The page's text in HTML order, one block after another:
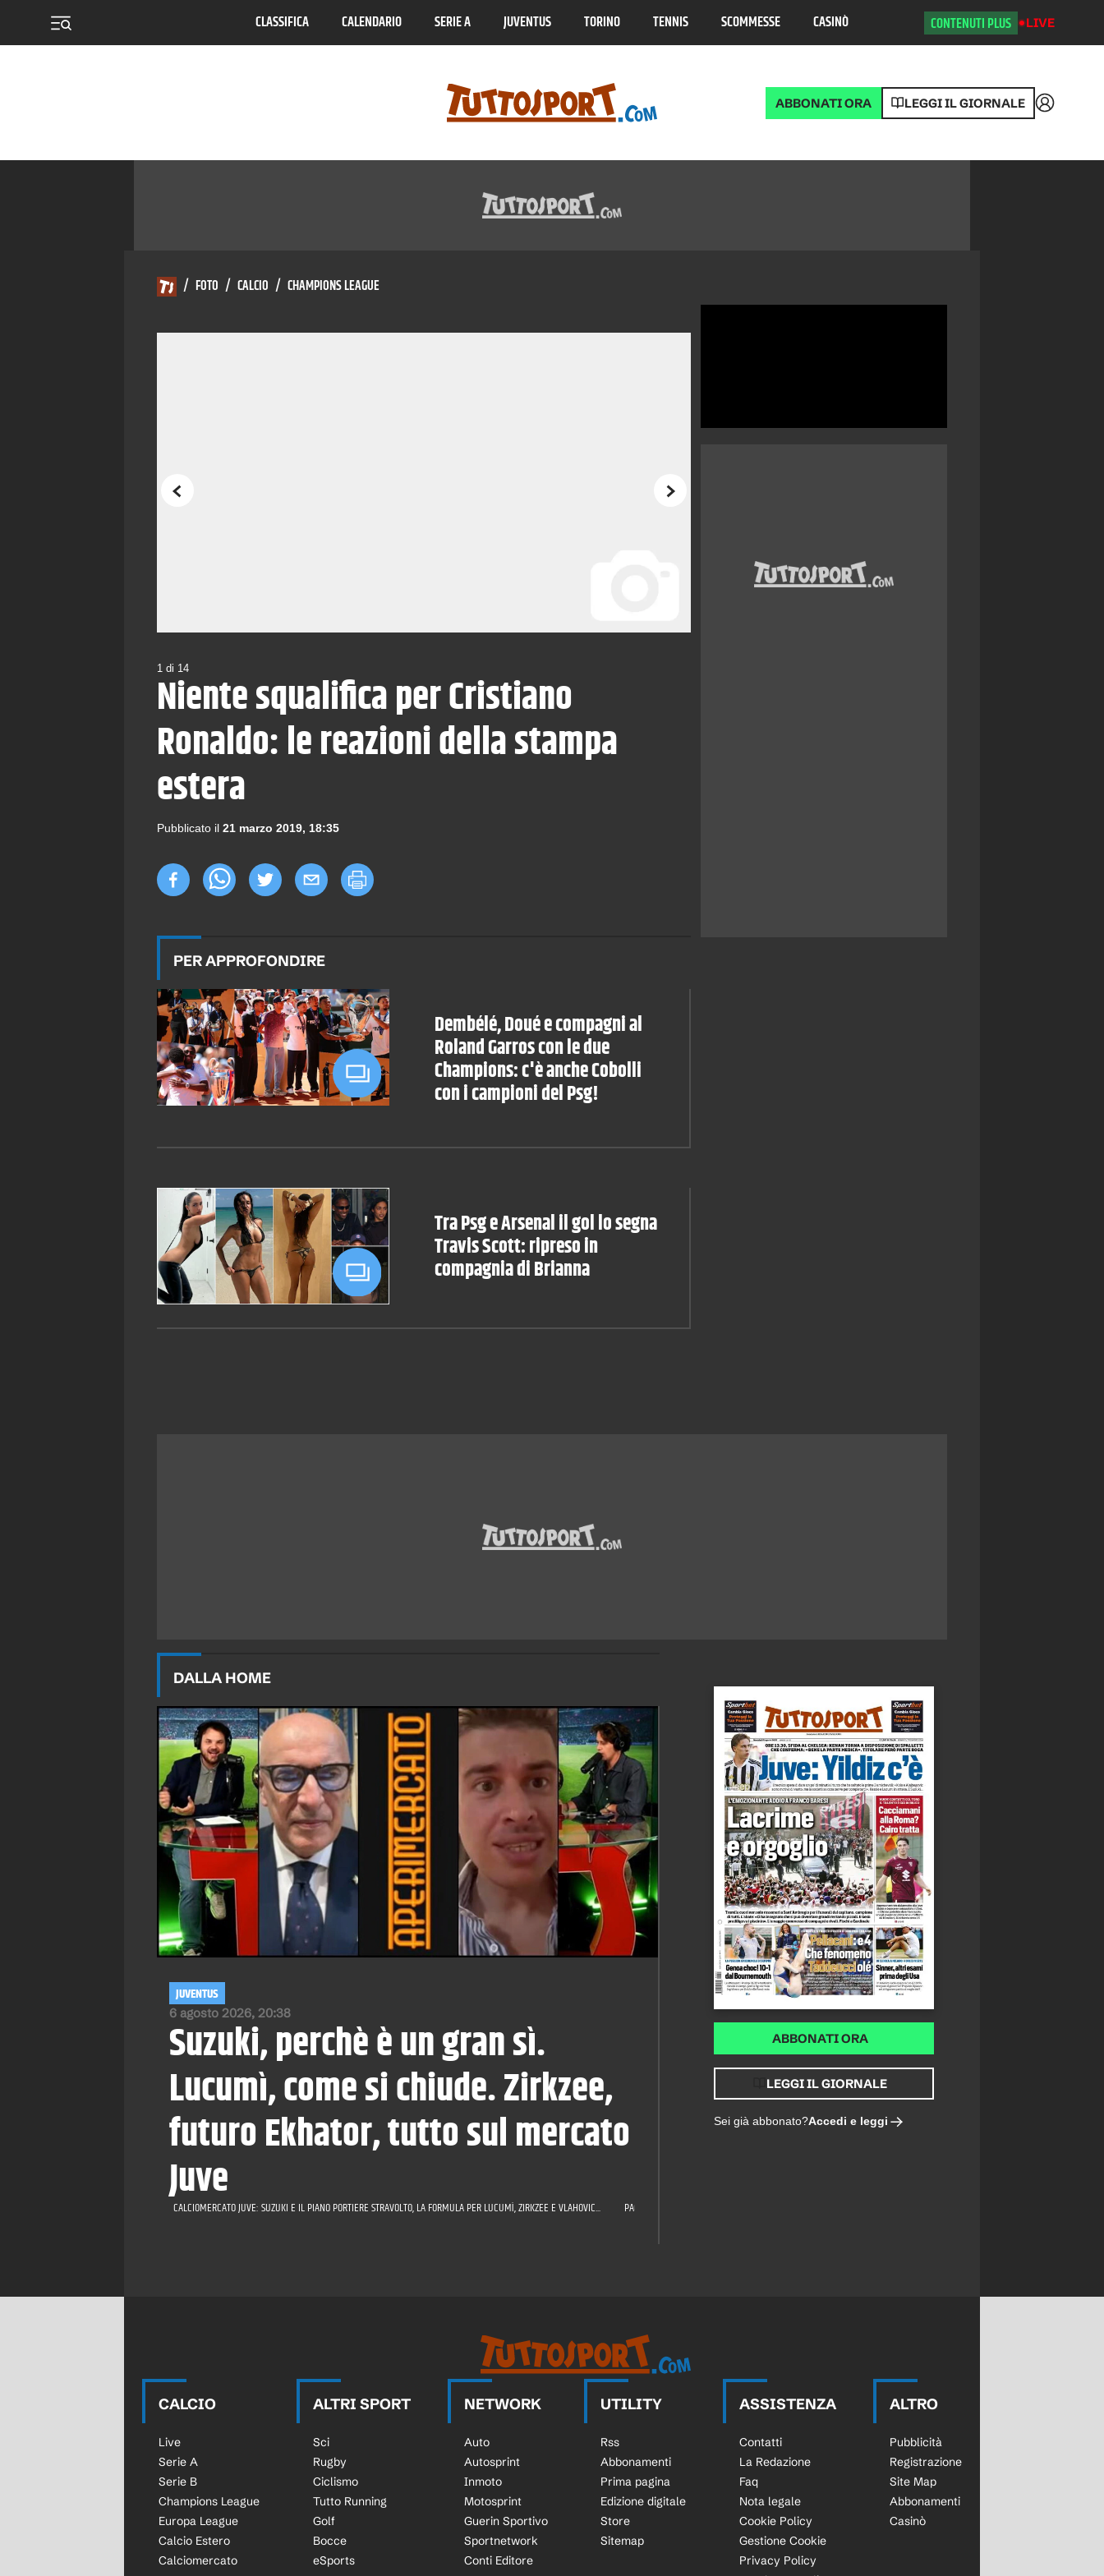
CLASSIFICA CALENDARIO SERIE A JUVENTUS TORINO TENNIS SCOMMESSE CASINÒ CONTENUTI PLUS LIVE
ABBONATI ORA LEGGI IL GIORNALE Accedi
/ FOTO / CALCIO / CHAMPIONS LEAGUE
Precedente Successivo
1 di 14
Niente squalifica per Cristiano
Ronaldo: le reazioni della stampa
estera
Pubblicato il 21 marzo 2019, 18:35
PER APPROFONDIRE
Dembélé, Doué e compagni al
Roland Garros con le due
Champions: c'è anche Cobolli
con i campioni del Psg!
Tra Psg e Arsenal il gol lo segna
Travis Scott: ripreso in
compagnia di Brianna
DALLA HOME
6 agosto 2026, 20:38
JUVENTUS
Suzuki, perchè è un gran sì.
Lucumì, come si chiude. Zirkzee,
futuro Ekhator, tutto sul mercato
Juve
CALCIOMERCATO JUVE: SUZUKI E IL PIANO PORTIERE STRAVOLTO, LA FORMULA PER LUCUMÌ, ZIRKZEE E VLAHOVIC... PAGELLE JUVE: CELIK TUTTOFARE, BOGA INAFFERRABILE, DAVID IMBALLATO, CAMBIASO A METÀ, DOUGLAS LUIZ C'È
ABBONATI ORA
LEGGI IL GIORNALE
Sei già abbonato?Accedi e leggi
CALCIO
Live
Serie A
Serie B
Champions League
Europa League
Calcio Estero
Calciomercato
ALTRI SPORT
Sci
Rugby
Ciclismo
Tutto Running
Golf
Bocce
eSports
NETWORK
Auto
Autosprint
Inmoto
Motosprint
Guerin Sportivo
Sportnetwork
Conti Editore
UTILITY
Rss
Abbonamenti
Prima pagina
Edizione digitale
Store
Sitemap
ASSISTENZA
Contatti
La Redazione
Faq
Nota legale
Cookie Policy
Gestione Cookie
Privacy Policy
ALTRO
Pubblicità
Registrazione
Site Map
Abbonamenti
Casinò